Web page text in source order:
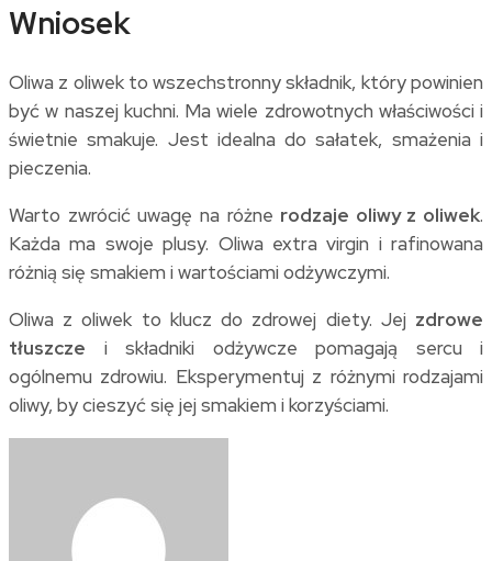
Wniosek
Oliwa z oliwek to wszechstronny składnik, który powinien
być w naszej kuchni. Ma wiele zdrowotnych właściwości i
świetnie smakuje. Jest idealna do sałatek, smażenia i
pieczenia.
Warto zwrócić uwagę na różne rodzaje oliwy z oliwek.
Każda ma swoje plusy. Oliwa extra virgin i rafinowana
różnią się smakiem i wartościami odżywczymi.
Oliwa z oliwek to klucz do zdrowej diety. Jej zdrowe
tłuszcze i składniki odżywcze pomagają sercu i
ogólnemu zdrowiu. Eksperymentuj z różnymi rodzajami
oliwy, by cieszyć się jej smakiem i korzyściami.